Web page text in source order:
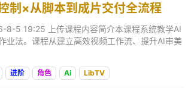
制×从脚本到成片交付全流程
5 19:25 上传课程内容简介本课程系统教学AI
业法。课程从建立高效视频工作流、提升AI审美
进阶 角色 Ai LibTV